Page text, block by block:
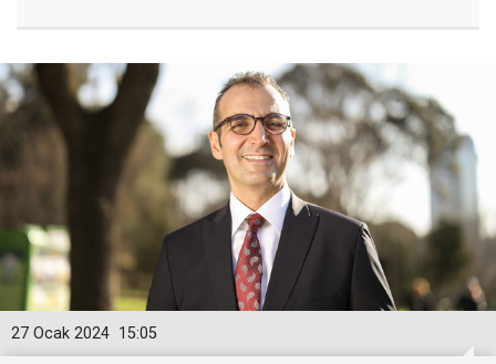
15:05
27 Ocak 2024